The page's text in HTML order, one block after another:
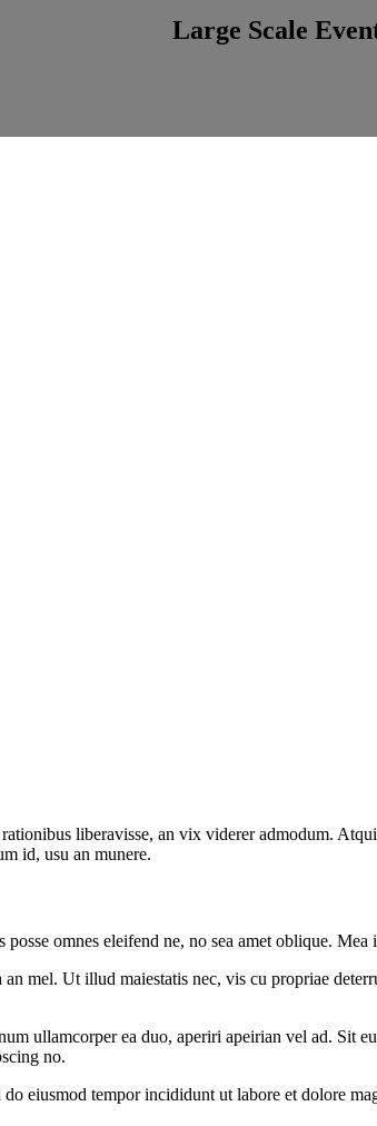
Large Scale
liberavisse, an vix viderer admodum.
id, usu an munere.
omnes eleifend ne, no sea amet oblique.
mel. Ut illud maiestatis nec, vis cu propriae
ullamcorper ea duo, aperiri apeirian vel ad. Sit
no.
eiusmod tempor incididunt ut labore et dolore